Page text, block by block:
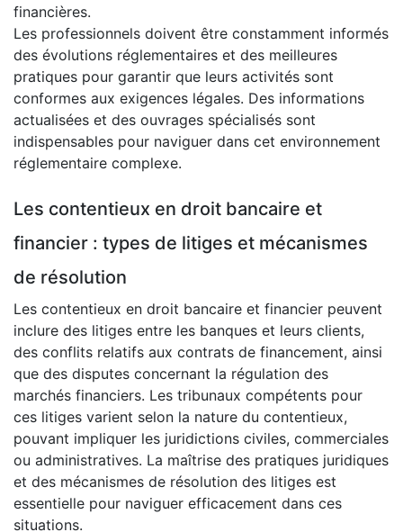
financières.
Les professionnels doivent être constamment informés
des évolutions réglementaires et des meilleures
pratiques pour garantir que leurs activités sont
conformes aux exigences légales. Des informations
actualisées et des ouvrages spécialisés sont
indispensables pour naviguer dans cet environnement
réglementaire complexe.
Les contentieux en droit bancaire et
financier : types de litiges et mécanismes
de résolution
Les contentieux en droit bancaire et financier peuvent
inclure des litiges entre les banques et leurs clients,
des conflits relatifs aux contrats de financement, ainsi
que des disputes concernant la régulation des
marchés financiers. Les tribunaux compétents pour
ces litiges varient selon la nature du contentieux,
pouvant impliquer les juridictions civiles, commerciales
ou administratives. La maîtrise des pratiques juridiques
et des mécanismes de résolution des litiges est
essentielle pour naviguer efficacement dans ces
situations.